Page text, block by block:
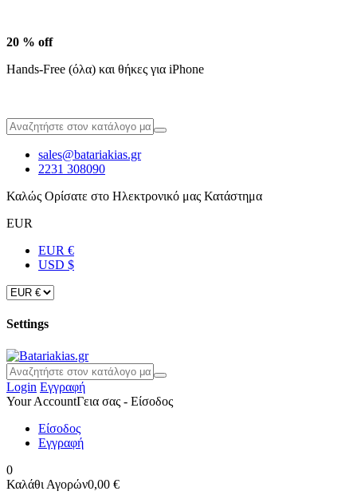
20 % off
Hands-Free (όλα) και θήκες για iPhone
sales@batariakias.gr
2231 308090
Καλώς Ορίσατε στο Ηλεκτρονικό μας Κατάστημα
EUR
EUR €
USD $
Settings
Login Εγγραφή
Your AccountΓεια σας - Είσοδος
Είσοδος
Εγγραφή
0
Καλάθι Αγορών0,00 €